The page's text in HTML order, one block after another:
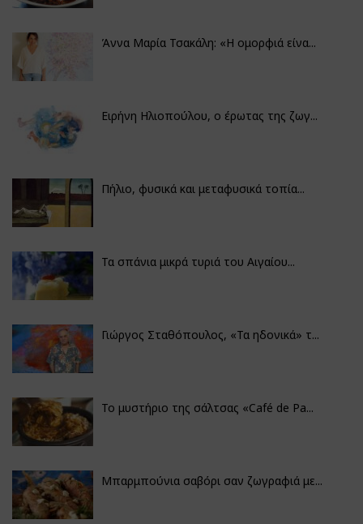
Άννα Μαρία Τσακάλη: «Η ομορφιά είνα...
Ειρήνη Ηλιοπούλου, ο έρωτας της ζωγ...
Πήλιο, φυσικά και μεταφυσικά τοπία...
Τα σπάνια μικρά τυριά του Αιγαίου...
Γιώργος Σταθόπουλος, «Τα ηδονικά» τ...
Το μυστήριο της σάλτσας «Café de Pa...
Μπαρμπούνια σαβόρι σαν ζωγραφιά με...